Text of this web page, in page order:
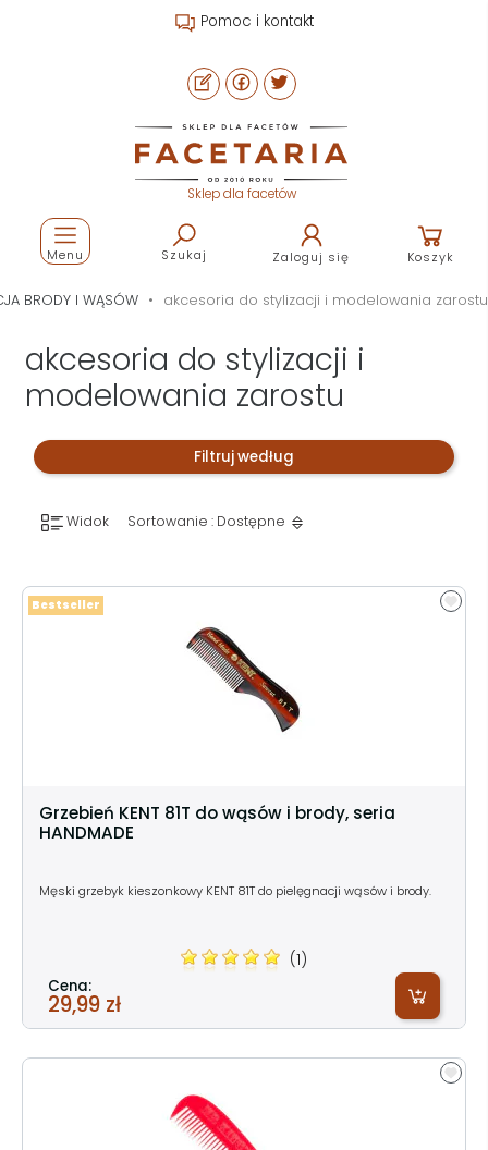
Pomoc i kontakt
Sklep dla facetów
Szukaj Zaloguj się Koszyk
Menu
BRODY I WĄSÓW akcesoria do stylizacji i modelowania zarostu
akcesoria do stylizacji i
modelowania zarostu
Filtruj według
Widok Sortowanie : Dostępne
Grzebień KENT 81T do wąsów i brody, seria
HANDMADE
Męski grzebyk kieszonkowy KENT 81T do pielęgnacji wąsów i brody.
(1)
Cena:
29,99 zł
Bestseller